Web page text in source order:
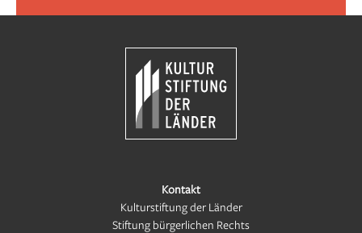
Kontakt
Kulturstiftung der Länder
Stiftung bürgerlichen Rechts